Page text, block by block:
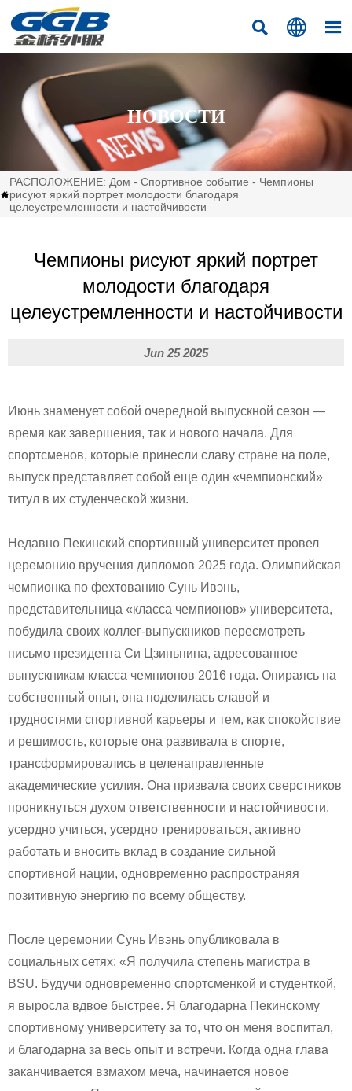
  
НОВОСТИ

РАСПОЛОЖЕНИЕ: Дом - Спортивное событие - Чемпионы
рисуют яркий портрет молодости благодаря
целеустремленности и настойчивости
Чемпионы рисуют яркий портрет
молодости благодаря
целеустремленности и настойчивости
Jun 25 2025
Июнь знаменует собой очередной выпускной сезон —
время как завершения, так и нового начала. Для
спортсменов, которые принесли славу стране на поле,
выпуск представляет собой еще один «чемпионский»
титул в их студенческой жизни.
Недавно Пекинский спортивный университет провел
церемонию вручения дипломов 2025 года. Олимпийская
чемпионка по фехтованию Сунь Ивэнь,
представительница «класса чемпионов» университета,
побудила своих коллег-выпускников пересмотреть
письмо президента Си Цзиньпина, адресованное
выпускникам класса чемпионов 2016 года. Опираясь на
собственный опыт, она поделилась славой и
трудностями спортивной карьеры и тем, как спокойствие
и решимость, которые она развивала в спорте,
трансформировались в целенаправленные
академические усилия. Она призвала своих сверстников
проникнуться духом ответственности и настойчивости,
усердно учиться, усердно тренироваться, активно
работать и вносить вклад в создание сильной
спортивной нации, одновременно распространяя
позитивную энергию по всему обществу.
После церемонии Сунь Ивэнь опубликовала в
социальных сетях: «Я получила степень магистра в
BSU. Будучи одновременно спортсменкой и студенткой,
я выросла вдвое быстрее. Я благодарна Пекинскому
спортивному университету за то, что он меня воспитал,
и благодарна за весь опыт и встречи. Когда одна глава
заканчивается взмахом меча, начинается новое